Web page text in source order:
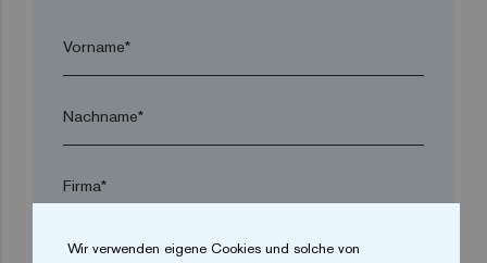
Vorname*
Nachname*
Firma*
Wir verwenden eigene Cookies und solche von